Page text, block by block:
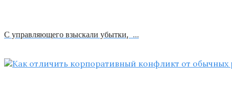
С управляющего взыскали убытки, …